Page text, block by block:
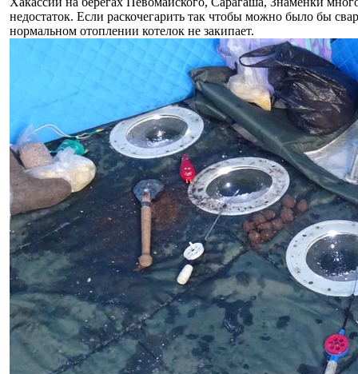
недостаток. Если раскочегарить так чтобы можно было бы
нормальном отоплении котелок не закипает.